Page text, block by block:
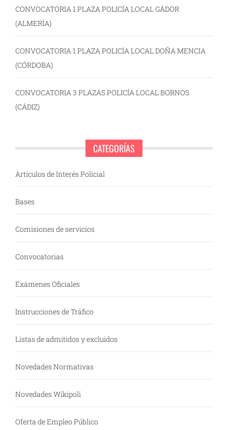
CONVOCATORIA 1 PLAZA POLICÍA LOCAL GÁDOR
(ALMERÍA)
CONVOCATORIA 1 PLAZA POLICÍA LOCAL DOÑA MENCIA
(CÓRDOBA)
CONVOCATORIA 3 PLAZAS POLICÍA LOCAL BORNOS
(CÁDIZ)
CATEGORÍAS
Artículos de Interés Policial
Bases
Comisiones de servicios
Convocatorias
Exámenes Oficiales
Instrucciones de Tráfico
Listas de admitidos y excluidos
Novedades Normativas
Novedades Wikipoli
Oferta de Empleo Público